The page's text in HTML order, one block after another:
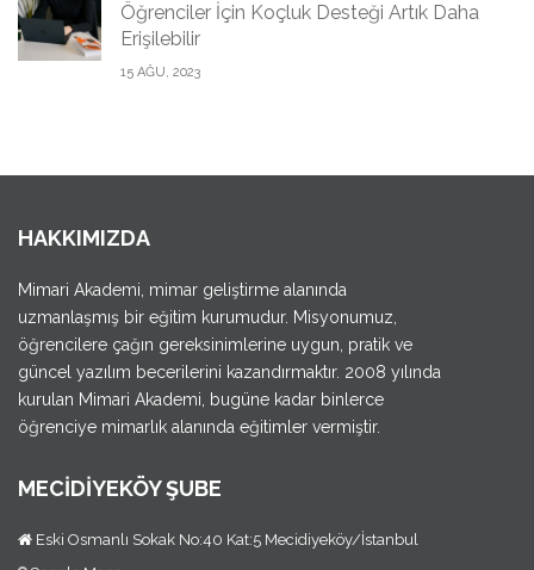
Öğrenciler İçin Koçluk Desteği Artık Daha
Erişilebilir
15 AĞU, 2023
HAKKIMIZDA
Mimari Akademi, mimar geliştirme alanında
uzmanlaşmış bir eğitim kurumudur. Misyonumuz,
öğrencilere çağın gereksinimlerine uygun, pratik ve
güncel yazılım becerilerini kazandırmaktır. 2008 yılında
kurulan Mimari Akademi, bugüne kadar binlerce
öğrenciye mimarlık alanında eğitimler vermiştir.
MECİDİYEKÖY ŞUBE
Eski Osmanlı Sokak No:40 Kat:5 Mecidiyeköy/İstanbul